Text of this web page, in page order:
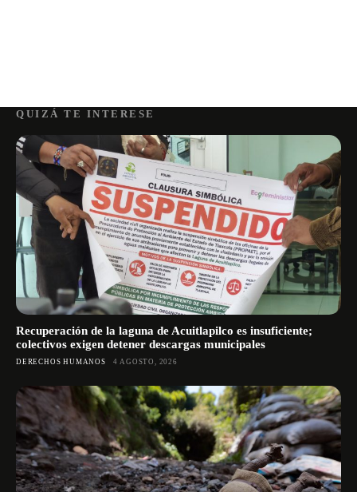
QUIZÁ TE INTERESE
Recuperación de la laguna de Acuitlapilco es insuficiente;
colectivos exigen detener descargas municipales
DERECHOS HUMANOS 4 AGOSTO, 2026